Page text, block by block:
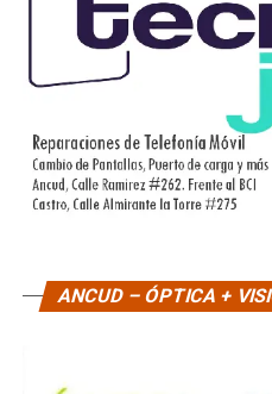
ANCUD – ÓPTICA +